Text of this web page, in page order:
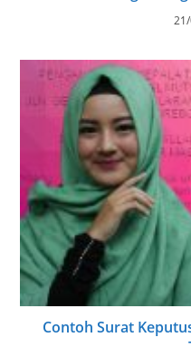
Contoh Surat